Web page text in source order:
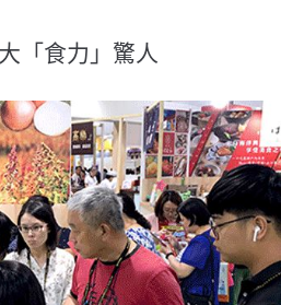
「食力」驚人